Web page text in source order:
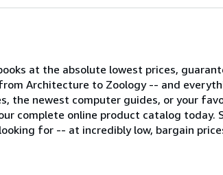
at the absolute lowest prices,
Architecture to Zoology -- and
the newest computer guides, or your
complete online product catalog
for -- at incredibly low, bargain